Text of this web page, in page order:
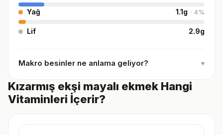
Yağ 1.1g · 4%
Lif 2.9g
Makro besinler ne anlama geliyor? ▾
Kızarmış ekşi mayalı ekmek Hangi
Vitaminleri İçerir?